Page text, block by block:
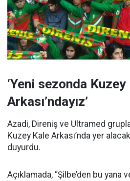
‘Yeni sezonda Kuzey
Arkası’ndayız’
Azadi, Direniş ve Ultramed
Kuzey Kale Arkası’nda yer
duyurdu.
Açıklamada, “Şilbe’den bu